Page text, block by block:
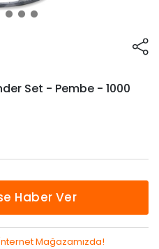
Set - Pembe - 1000
Haber Ver
Mağazamızda!